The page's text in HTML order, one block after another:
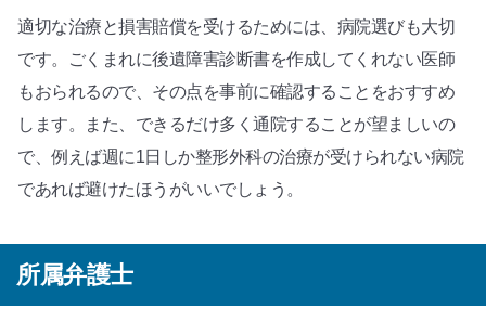
適切な治療と損害賠償を受けるためには、病院選びも大切
です。ごくまれに後遺障害診断書を作成してくれない医師
もおられるので、その点を事前に確認することをおすすめ
します。また、できるだけ多く通院することが望ましいの
で、例えば週に1日しか整形外科の治療が受けられない病院
であれば避けたほうがいいでしょう。
所属弁護士